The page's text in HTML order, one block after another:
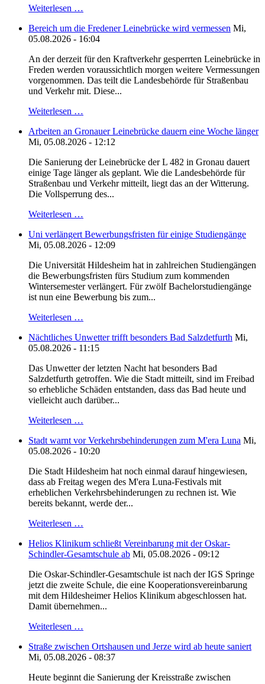
Weiterlesen …
Bereich um die Fredener Leinebrücke wird vermessen Mi,
05.08.2026 - 16:04
An der derzeit für den Kraftverkehr gesperrten Leinebrücke in
Freden werden voraussichtlich morgen weitere Vermessungen
vorgenommen. Das teilt die Landesbehörde für Straßenbau
und Verkehr mit. Diese...
Weiterlesen …
Arbeiten an Gronauer Leinebrücke dauern eine Woche länger
Mi, 05.08.2026 - 12:12
Die Sanierung der Leinebrücke der L 482 in Gronau dauert
einige Tage länger als geplant. Wie die Landesbehörde für
Straßenbau und Verkehr mitteilt, liegt das an der Witterung.
Die Vollsperrung des...
Weiterlesen …
Uni verlängert Bewerbungsfristen für einige Studiengänge
Mi, 05.08.2026 - 12:09
Die Universität Hildesheim hat in zahlreichen Studiengängen
die Bewerbungsfristen fürs Studium zum kommenden
Wintersemester verlängert. Für zwölf Bachelorstudiengänge
ist nun eine Bewerbung bis zum...
Weiterlesen …
Nächtliches Unwetter trifft besonders Bad Salzdetfurth Mi,
05.08.2026 - 11:15
Das Unwetter der letzten Nacht hat besonders Bad
Salzdetfurth getroffen. Wie die Stadt mitteilt, sind im Freibad
so erhebliche Schäden entstanden, dass das Bad heute und
vielleicht auch darüber...
Weiterlesen …
Stadt warnt vor Verkehrsbehinderungen zum M'era Luna Mi,
05.08.2026 - 10:20
Die Stadt Hildesheim hat noch einmal darauf hingewiesen,
dass ab Freitag wegen des M'era Luna-Festivals mit
erheblichen Verkehrsbehinderungen zu rechnen ist. Wie
bereits bekannt, werde der...
Weiterlesen …
Helios Klinikum schließt Vereinbarung mit der Oskar-
Schindler-Gesamtschule ab Mi, 05.08.2026 - 09:12
Die Oskar-Schindler-Gesamtschule ist nach der IGS Springe
jetzt die zweite Schule, die eine Kooperationsvereinbarung
mit dem Hildesheimer Helios Klinikum abgeschlossen hat.
Damit übernehmen...
Weiterlesen …
Straße zwischen Ortshausen und Jerze wird ab heute saniert
Mi, 05.08.2026 - 08:37
Heute beginnt die Sanierung der Kreisstraße zwischen